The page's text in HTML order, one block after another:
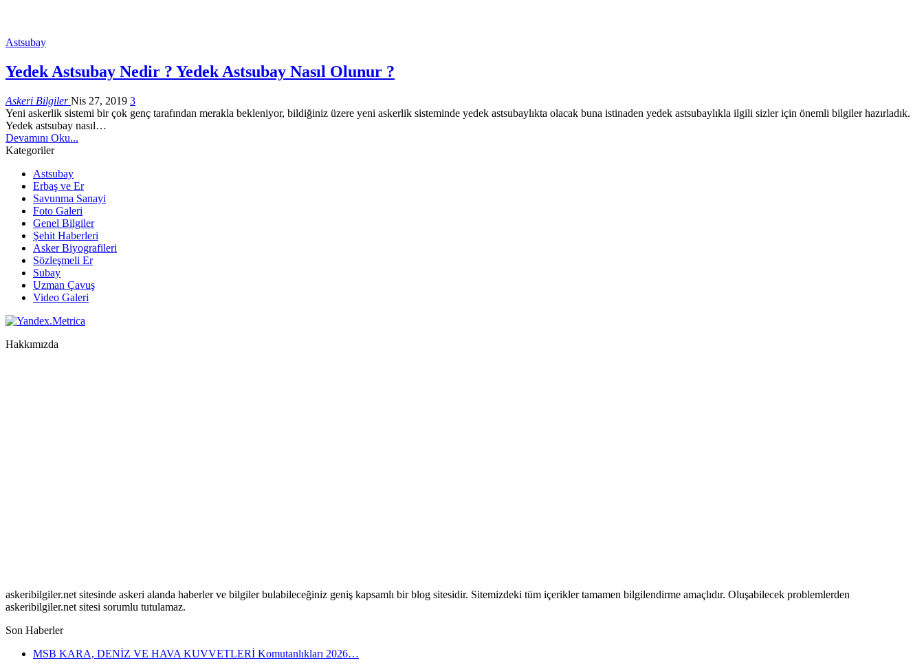
Astsubay
Yedek Astsubay Nedir ? Yedek Astsubay Nasıl Olunur ?
Askeri BilgilerNis 27, 2019 3
Yeni askerlik sistemi bir çok genç tarafından merakla bekleniyor, bildiğiniz üzere yeni askerlik sisteminde yedek astsubaylıkta olacak buna istinaden yedek astsubaylıkla ilgili sizler için önemli bilgiler hazırladık.
Yedek astsubay nasıl…
Devamını Oku...
Kategoriler
Astsubay
Erbaş ve Er
Savunma Sanayi
Foto Galeri
Genel Bilgiler
Şehit Haberleri
Asker Biyografileri
Sözleşmeli Er
Subay
Uzman Çavuş
Video Galeri
Hakkımızda
askeribilgiler.net sitesinde askeri alanda haberler ve bilgiler bulabileceğiniz geniş kapsamlı bir blog sitesidir. Sitemizdeki tüm içerikler tamamen bilgilendirme amaçlıdır. Oluşabilecek problemlerden
askeribilgiler.net sitesi sorumlu tutulamaz.
Son Haberler
MSB KARA, DENİZ VE HAVA KUVVETLERİ Komutanlıkları 2026…